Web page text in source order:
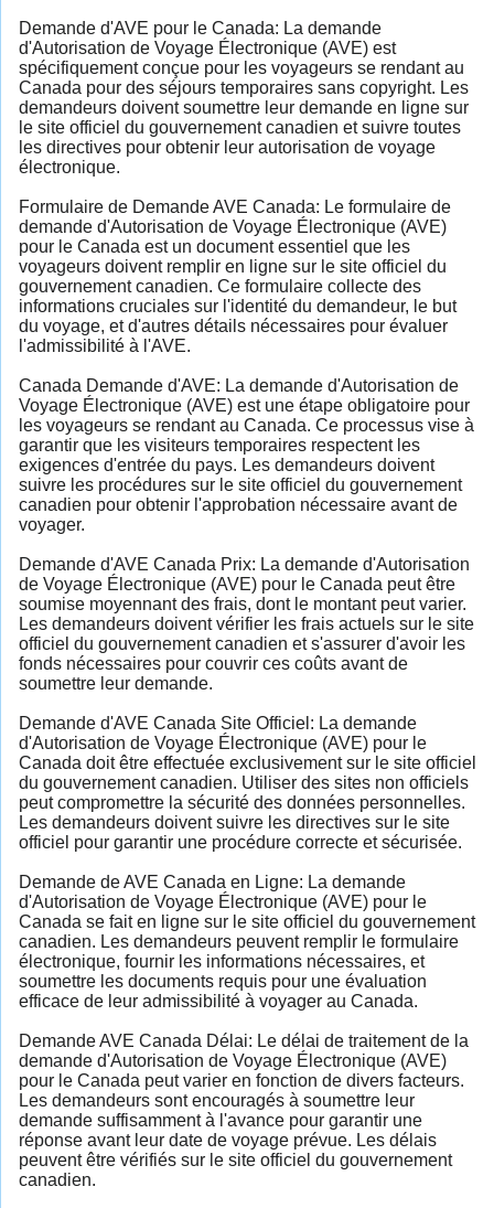
Demande d'AVE pour le Canada: La demande
d'Autorisation de Voyage Électronique (AVE) est
spécifiquement conçue pour les voyageurs se rendant au
Canada pour des séjours temporaires sans copyright. Les
demandeurs doivent soumettre leur demande en ligne sur
le site officiel du gouvernement canadien et suivre toutes
les directives pour obtenir leur autorisation de voyage
électronique.
Formulaire de Demande AVE Canada: Le formulaire de
demande d'Autorisation de Voyage Électronique (AVE)
pour le Canada est un document essentiel que les
voyageurs doivent remplir en ligne sur le site officiel du
gouvernement canadien. Ce formulaire collecte des
informations cruciales sur l'identité du demandeur, le but
du voyage, et d'autres détails nécessaires pour évaluer
l'admissibilité à l'AVE.
Canada Demande d'AVE: La demande d'Autorisation de
Voyage Électronique (AVE) est une étape obligatoire pour
les voyageurs se rendant au Canada. Ce processus vise à
garantir que les visiteurs temporaires respectent les
exigences d'entrée du pays. Les demandeurs doivent
suivre les procédures sur le site officiel du gouvernement
canadien pour obtenir l'approbation nécessaire avant de
voyager.
Demande d'AVE Canada Prix: La demande d'Autorisation
de Voyage Électronique (AVE) pour le Canada peut être
soumise moyennant des frais, dont le montant peut varier.
Les demandeurs doivent vérifier les frais actuels sur le site
officiel du gouvernement canadien et s'assurer d'avoir les
fonds nécessaires pour couvrir ces coûts avant de
soumettre leur demande.
Demande d'AVE Canada Site Officiel: La demande
d'Autorisation de Voyage Électronique (AVE) pour le
Canada doit être effectuée exclusivement sur le site officiel
du gouvernement canadien. Utiliser des sites non officiels
peut compromettre la sécurité des données personnelles.
Les demandeurs doivent suivre les directives sur le site
officiel pour garantir une procédure correcte et sécurisée.
Demande de AVE Canada en Ligne: La demande
d'Autorisation de Voyage Électronique (AVE) pour le
Canada se fait en ligne sur le site officiel du gouvernement
canadien. Les demandeurs peuvent remplir le formulaire
électronique, fournir les informations nécessaires, et
soumettre les documents requis pour une évaluation
efficace de leur admissibilité à voyager au Canada.
Demande AVE Canada Délai: Le délai de traitement de la
demande d'Autorisation de Voyage Électronique (AVE)
pour le Canada peut varier en fonction de divers facteurs.
Les demandeurs sont encouragés à soumettre leur
demande suffisamment à l'avance pour garantir une
réponse avant leur date de voyage prévue. Les délais
peuvent être vérifiés sur le site officiel du gouvernement
canadien.